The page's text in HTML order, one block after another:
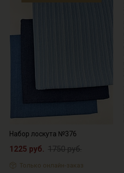
Набор лоскута №376
1225 руб. 1750 руб.
Только онлайн-заказ